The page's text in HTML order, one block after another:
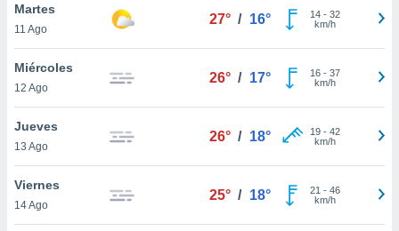
de
cookies
aceptar
Martes
11 Ago
27° / 16° 14- 32
km/h
Miércoles
12 Ago
26° / 17° 16- 37
km/h
Jueves
13 Ago
26° / 18° 19- 42
km/h
Viernes
14 Ago
25° / 18° 21 - 46
km/h